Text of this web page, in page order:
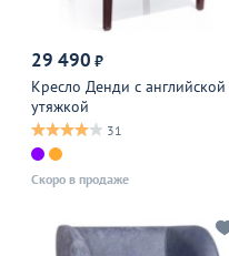
29 490 ₽
Кресло Денди с английской
утяжкой
31
Скоро в продаже